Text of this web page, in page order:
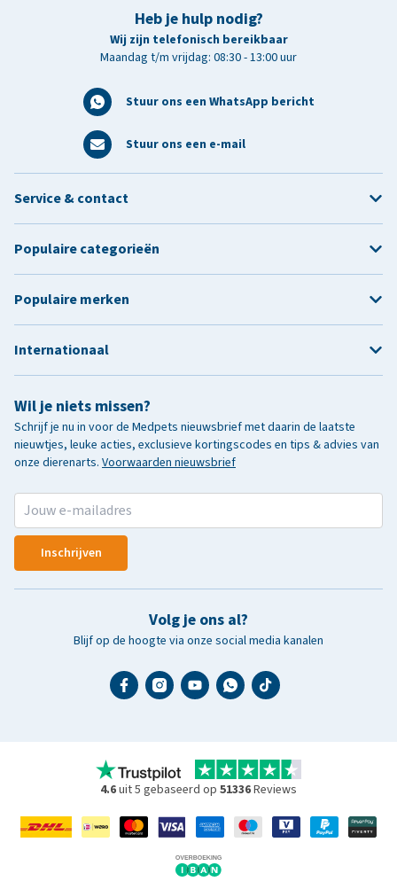
Heb je hulp nodig?
Wij zijn telefonisch bereikbaar
Maandag t/m vrijdag: 08:30 - 13:00 uur
Stuur ons een WhatsApp bericht
Stuur ons een e-mail
Wil je niets missen?
Schrijf je nu in voor de Medpets nieuwsbrief met daarin de laatste
nieuwtjes, leuke acties, exclusieve kortingscodes en tips & advies van
onze dierenarts. Voorwaarden nieuwsbrief
Inschrijven
Volg je ons al?
Blijf op de hoogte via onze social media kanalen
Service & contact
Populaire categorieën
Populaire merken
Internationaal
4.6uit 5 gebaseerd op 51336Reviews